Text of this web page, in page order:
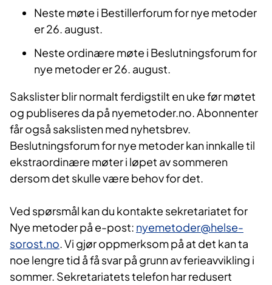
Neste møte i Bestillerforum for nye metoder
er 26. august.
Neste ordinære møte i Beslutningsforum for
nye metoder er 26. august.
Sakslister blir normalt ferdigstilt en uke før møtet
og publiseres da på nyemetoder.no. Abonnenter
får også sakslisten med nyhetsbrev.
Beslutningsforum for nye metoder kan innkalle til
ekstraordinære møter i løpet av sommeren
dersom det skulle være behov for det.
Ved spørsmål kan du kontakte sekretariatet for
Nye metoder på e-post: nyemetoder@helse-
sorost.no. Vi gjør oppmerksom på at det kan ta
noe lengre tid å få svar på grunn av ferieavvikling i
sommer. Sekretariatets telefon har redusert